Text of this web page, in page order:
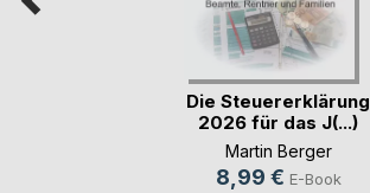
Die Steuererklärung
2026 für das J(...)
Martin Berger
8,99 € E-Book